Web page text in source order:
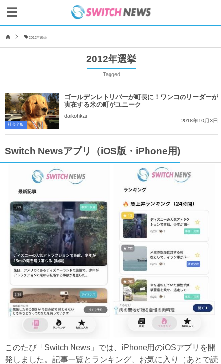
2012年選挙
2012年選挙
Tagged
社会全般
ゴールデンレトリバーが町長に！ワンコのリーダーが
実在する米の町がユニーク
daikohkai
2018年10月3日
Switch Newsアプリ（iOS版・iPhone用)
このたび「Switch News」では、iPhone用のiOSアプリを開
発しました。記事一覧とランキング、お気に入り（あとで読